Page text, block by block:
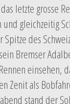
letzte grosse
gleichzeitig
des
Bremser
einsehen,
Zenit als
stand der